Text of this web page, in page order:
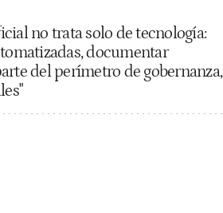
no trata solo de tecnología:
documentar
del perímetro de gobernanza,